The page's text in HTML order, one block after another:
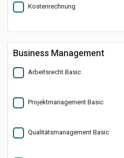
Kostenrechnung
Business Management
Arbeitsrecht Basic
Projektmanagement Basic
Qualitätsmanagement Basic